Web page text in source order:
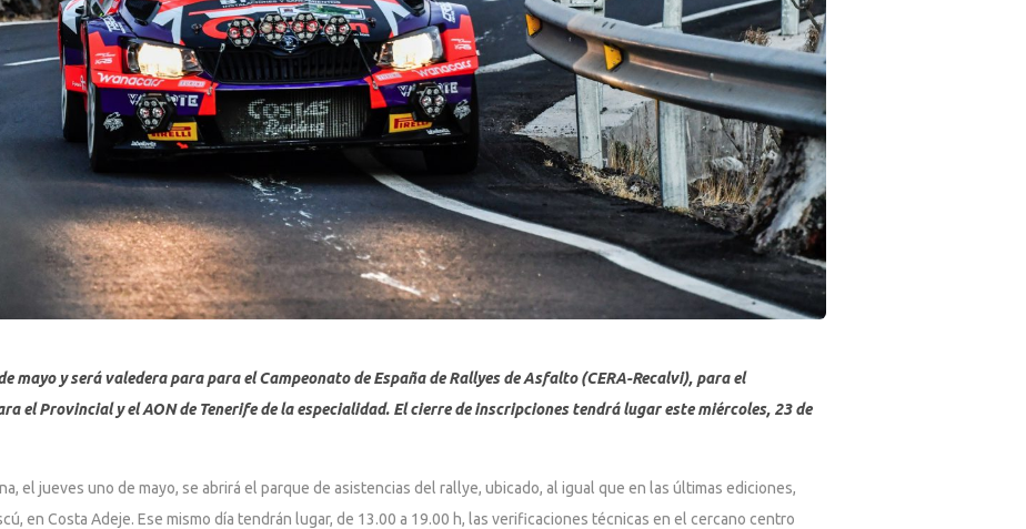
mayo y será valedera para para el Campeonato de España de Rallyes de Asfalto (CERA-Recalvi), para el
el Provincial y el AON de Tenerife de la especialidad. El cierre de inscripciones tendrá lugar este miércoles, 23 de
el jueves uno de mayo, se abrirá el parque de asistencias del rallye, ubicado, al igual que en las últimas ediciones,
en Costa Adeje. Ese mismo día tendrán lugar, de 13.00 a 19.00 h, las verificaciones técnicas en el cercano centro